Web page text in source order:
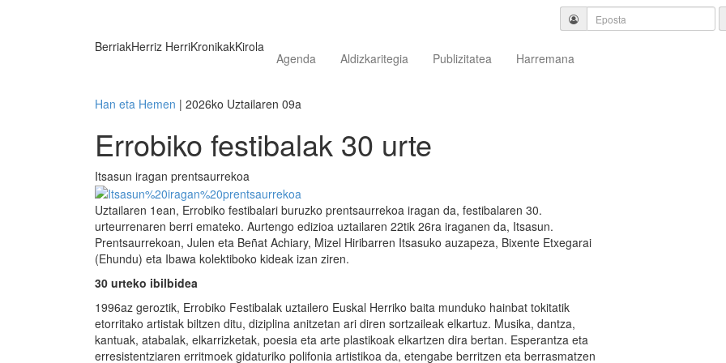
BerriakHerriz HerriKronikakKirola
Agenda Aldizkaritegia Publizitatea Harremana
Han eta Hemen | 2026ko Uztailaren 09a
Errobiko festibalak 30 urte
Itsasun iragan prentsaurrekoa
Uztailaren 1ean, Errobiko festibalari buruzko prentsaurrekoa iragan da, festibalaren 30.
urteurrenaren berri emateko. Aurtengo edizioa uztailaren 22tik 26ra iraganen da, Itsasun.
Prentsaurrekoan, Julen eta Beñat Achiary, Mizel Hiribarren Itsasuko auzapeza, Bixente Etxegarai
(Ehundu) eta Ibawa kolektiboko kideak izan ziren.
30 urteko ibilbidea
1996az geroztik, Errobiko Festibalak uztailero Euskal Herriko baita munduko hainbat tokitatik
etorritako artistak biltzen ditu, diziplina anitzetan ari diren sortzaileak elkartuz. Musika, dantza,
kantuak, atabalak, elkarrizketak, poesia eta arte plastikoak elkartzen dira bertan. Esperantza eta
erresistentziaren erritmoek gidaturiko polifonia artistikoa da, etengabe berritzen eta berrasmatzen